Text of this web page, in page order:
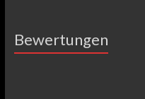
Bewertungen